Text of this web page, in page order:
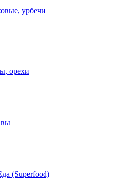
урбечи
орехи
(Superfood)